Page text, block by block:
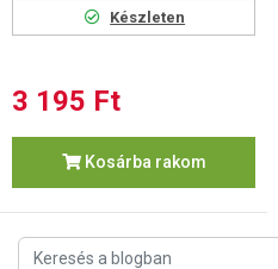
Készleten
3 195 Ft
Kosárba rakom